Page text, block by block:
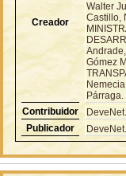
Creador
Walter
Castillo,
Gómez
Párraga.
Contribuidor
Publicador